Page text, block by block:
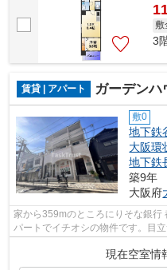
敷
3
賃貸 | アパート ガーデンハ
敷0
地下鉄
大阪環
地下鉄
築9年
大阪府
家から359mのところにりそな銀行
パートでイチオシの物件です。目
ザイナーズ。初期費用をカードで
現在空室情